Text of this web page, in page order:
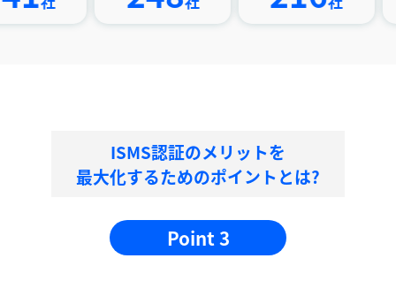
ISMS認証のメリットを
最大化するためのポイントとは?
Point 3